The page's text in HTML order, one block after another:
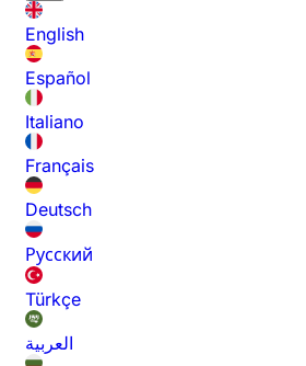
English
Español
Italiano
Français
Deutsch
Русский
Türkçe
العربية